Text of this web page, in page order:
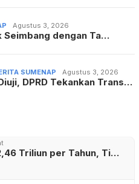
Agustus 3, 2026
Seimbang dengan Ta…
SUMENAP Agustus 3, 2026
DPRD Tekankan Trans…
Triliun per Tahun, Ti…